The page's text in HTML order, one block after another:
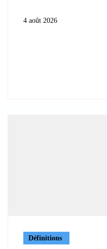
4 août 2026
Définitions